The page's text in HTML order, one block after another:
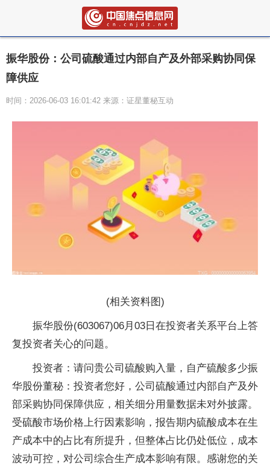
振华股份：公司硫酸通过内部自产及外部采购协同保
障供应
时间：2026-06-03 16:01:42 来源：证星董秘互动
(相关资料图)
振华股份(603067)06月03日在投资者关系平台上答
复投资者关心的问题。
投资者：请问贵公司硫酸购入量，自产硫酸多少振
华股份董秘：投资者您好，公司硫酸通过内部自产及外
部采购协同保障供应，相关细分用量数据未对外披露。
受硫酸市场价格上行因素影响，报告期内硫酸成本在生
产成本中的占比有所提升，但整体占比仍处低位，成本
波动可控，对公司综合生产成本影响有限。感谢您的关